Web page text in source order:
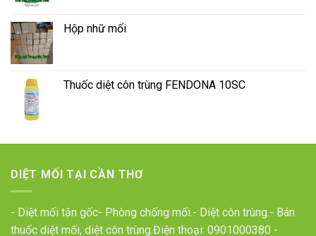
Hộp nhữ mối
Thuốc diệt côn trùng FENDONA 10SC
DIỆT MỐI TẠI CẦN THƠ
- Diệt mối tận gốc- Phòng chống mối.- Diệt côn trùng.- Bán
thuốc diệt mối, diệt côn trùng.Điện thoại: 0901000380 -